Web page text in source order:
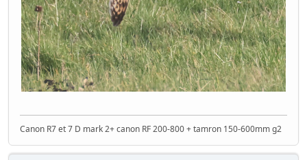
Canon R7 et 7 D mark 2+ canon RF 200-800 + tamron 150-600mm g2